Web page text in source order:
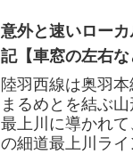
意外と速いロー
記【車窓の左右な
陸羽西線は奥羽
まるめとを結ぶ
最上川に導かれ
の細道最上川ラ